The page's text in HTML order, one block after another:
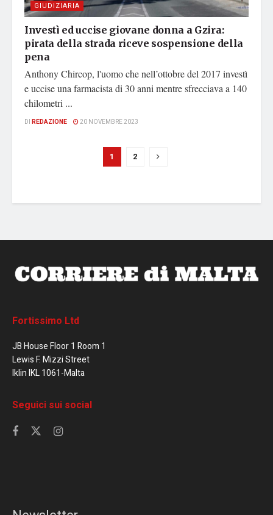
GIUDIZIARIA
Investì ed uccise giovane donna a Gzira:
pirata della strada riceve sospensione della
pena
Anthony Chircop, l'uomo che nell’ottobre del 2017 investì
e uccise una farmacista di 30 anni mentre sfrecciava a 140
chilometri ...
DI REDAZIONE 20 NOVEMBRE 2023
1 2
Fortissimo Ltd
JB House Floor 1 Room 1
Lewis F. Mizzi Street
Iklin IKL 1061-Malta
Seguici sui social